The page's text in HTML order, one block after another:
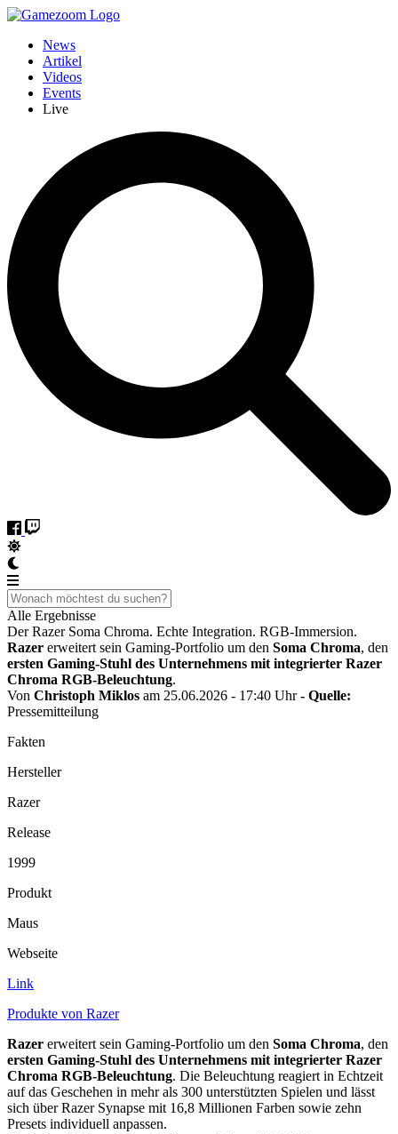
News
Artikel
Videos
Events
Live
Alle Ergebnisse
Der Razer Soma Chroma. Echte Integration. RGB-Immersion.
Razer erweitert sein Gaming-Portfolio um den Soma Chroma, den
ersten Gaming-Stuhl des Unternehmens mit integrierter Razer
Chroma RGB-Beleuchtung.
Von Christoph Miklos am 25.06.2026 - 17:40 Uhr- Quelle:
Pressemitteilung
Fakten
Hersteller
Razer
Release
1999
Produkt
Maus
Webseite
Link
Produkte von Razer
Razer erweitert sein Gaming-Portfolio um den Soma Chroma, den
ersten Gaming-Stuhl des Unternehmens mit integrierter Razer
Chroma RGB-Beleuchtung. Die Beleuchtung reagiert in Echtzeit
auf das Geschehen in mehr als 300 unterstützten Spielen und lässt
sich über Razer Synapse mit 16,8 Millionen Farben sowie zehn
Presets individuell anpassen.